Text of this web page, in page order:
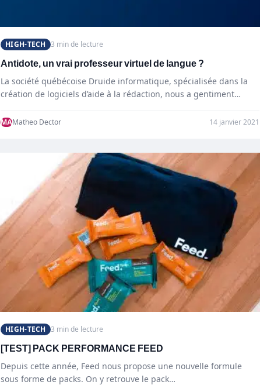
HIGH-TECH 3 min de lecture
Antidote, un vrai professeur virtuel de langue ?
La société québécoise Druide informatique, spécialisée dans la
création de logiciels d’aide à la rédaction, nous a gentiment…
MAMatheo Dector 14 janvier 2021
HIGH-TECH 3 min de lecture
[TEST] PACK PERFORMANCE FEED
Depuis cette année, Feed nous propose une nouvelle formule
sous forme de packs. On y retrouve le pack…